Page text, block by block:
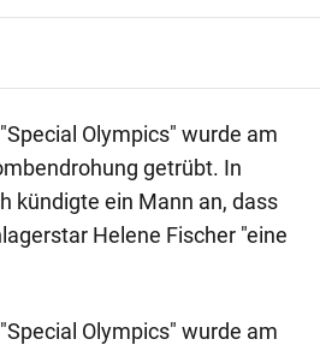
Olympics" wurde am
getrübt. In
kündigte ein Mann an, dass
Helene Fischer "eine
Olympics" wurde am